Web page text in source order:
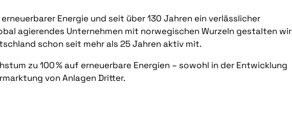
Energie und seit über 130 Jahren ein verlässlicher
agierendes Unternehmen mit norwegischen Wurzeln gestalten wir
schon seit mehr als 25 Jahren aktiv mit.
zu 100 % auf erneuerbare Energien – sowohl in der Entwicklung
von Anlagen Dritter.